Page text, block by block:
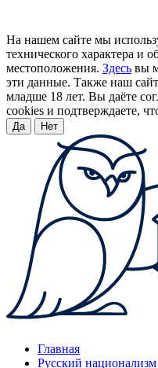
На нашем сайте мы
технического характера и
местоположения. Здесь вы
эти данные. Также наш
младше 18 лет. Вы даёте
cookies и подтверждаете,
Да Нет
Главная
Русский